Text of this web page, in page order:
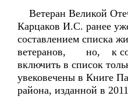
Ветеран Великой
Карцаков И.С. ранее
составлением списка
ветеранов, но, к
включить в список
увековечены в Книге
района, изданной в